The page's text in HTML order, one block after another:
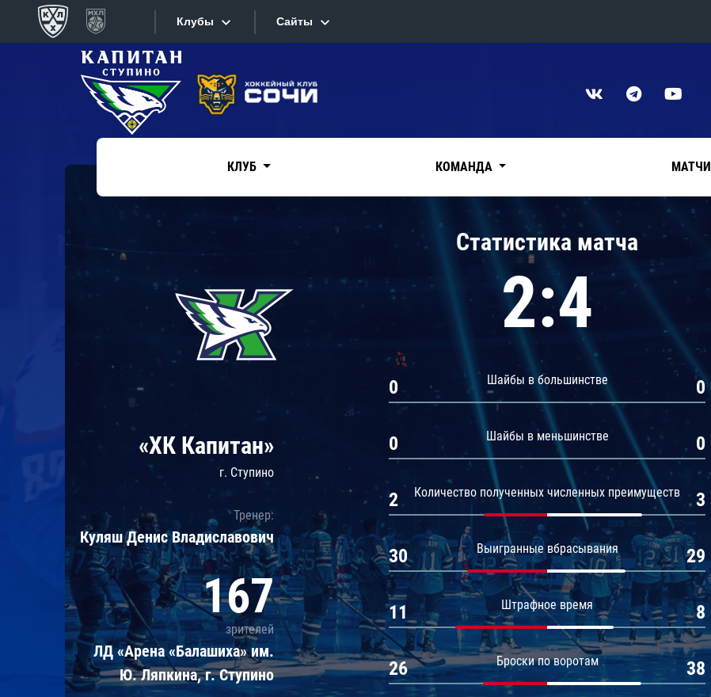
Клубы
Конференция «Запад»
Дивизион Боброва
Дивизион Тарасова
Динамо Мн
Динамо М
Локомотив
Шанхайские Драконы
Ак Барс
Дивизион Чернышева
Амур
Барыс
Сайты
Сайты
Текстовые трансляции
Фотобанк
КЛУБ КОМАНДА МАТЧИ
«ХК Капитан»
г. Ступино
Тренер:
Куляш Денис Владиславович
167
зрителей
ЛД «Арена «Балашиха» им.
Ю. Ляпкина, г. Ступино
Статистика матча
2:4
Шайбы в большинстве
0 0
Шайбы в меньшинстве
0 0
Количество полученных численных преимуществ
2 3
Выигранные вбрасывания
30 29
Штрафное время
11 8
Броски по воротам
26 38